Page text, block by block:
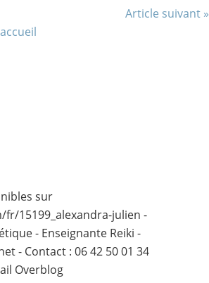
Article suivant »
sur
15199_alexandra-julien -
- Enseignante Reiki -
- Contact : 06 42 50 01 34
Overblog